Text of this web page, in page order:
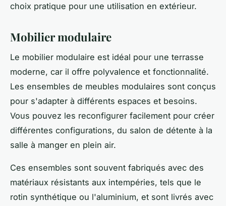
choix pratique pour une utilisation en extérieur.
Mobilier modulaire
Le mobilier modulaire est idéal pour une terrasse
moderne, car il offre polyvalence et fonctionnalité.
Les ensembles de meubles modulaires sont conçus
pour s'adapter à différents espaces et besoins.
Vous pouvez les reconfigurer facilement pour créer
différentes configurations, du salon de détente à la
salle à manger en plein air.
Ces ensembles sont souvent fabriqués avec des
matériaux résistants aux intempéries, tels que le
rotin synthétique ou l'aluminium, et sont livrés avec